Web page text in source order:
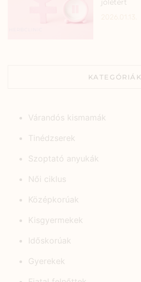
KATEGÓRIÁK
Várandós kismamák
Tinédzserek
Szoptató anyukák
Női ciklus
Középkorúak
Kisgyermekek
Időskorúak
Gyerekek